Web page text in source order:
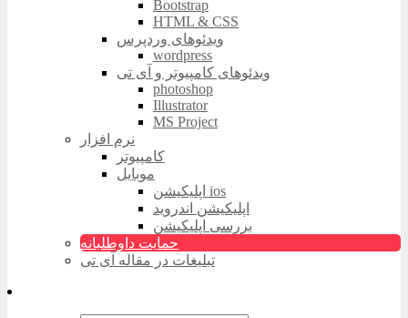
Bootstrap
HTML & CSS
ویدئوهای وردپرس
wordpress
ویدئوهای کامپیوتر و آی تی
photoshop
Illustrator
MS Project
نرم افزار
کامپیوتر
موبایل
اپلیکیشن ios
اپلیکیشن اندروید
بررسی اپلیکیشن
حمایت داوطلبانه
تبلیغات در مقاله آی تی